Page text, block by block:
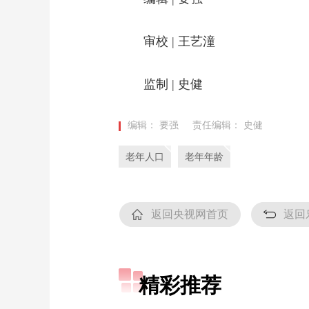
审校 | 王艺潼
监制 | 史健
编辑： 要强 责任编辑： 史健
老年人口 老年年龄
返回央视网首页 返回
精彩推荐